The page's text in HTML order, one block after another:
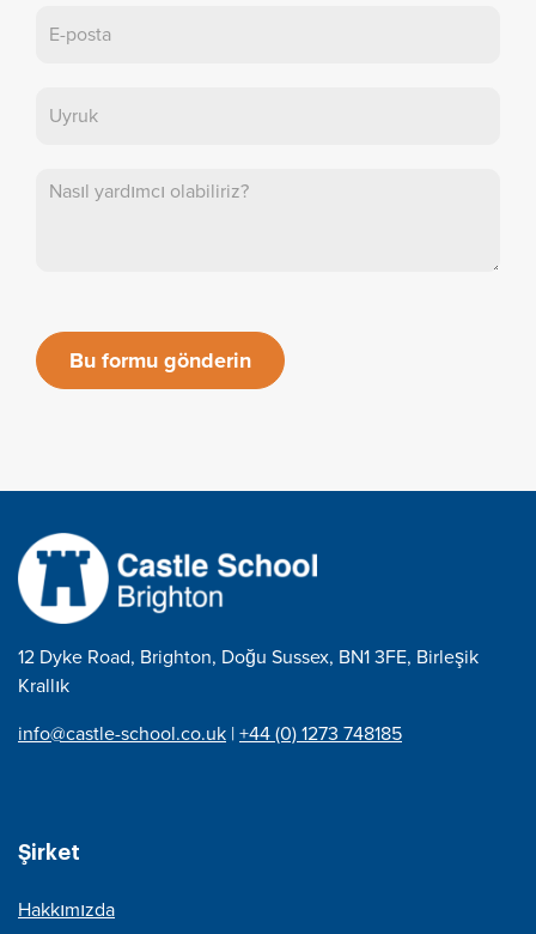
Bu formu gönderin
12 Dyke Road, Brighton, Doğu Sussex, BN1 3FE, Birleşik
Krallık
info@castle-school.co.uk |+44 (0) 1273 748185
Şirket
Hakkımızda